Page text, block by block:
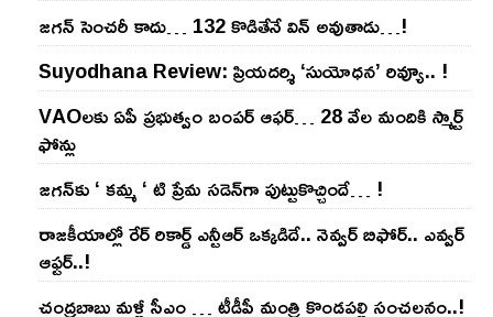
జ‌గ‌న్ సెంచ‌రీ కాదు… 132 కొడితేనే విన్ అవుతాడు…!
Suyodhana Review: ప్రియదర్శి ‘సుయోధన’ రివ్యూ.. !
VAOల‌కు ఏపీ ప్ర‌భుత్వం బంప‌ర్ ఆఫ‌ర్‌… 28 వేల మందికి స్మార్ట్
ఫోన్లు
జ‌గ‌న్‌కు ‘ క‌మ్మ ‘ టి ప్రేమ స‌డెన్‌గా పుట్టుకొచ్చిందే… !
రాజ‌కీయాల్లో రేర్ రికార్డ్ ఎన్టీఆర్ ఒక్క‌డిదే.. నెవ్వ‌ర్ బిఫోర్‌.. ఎవ్వ‌ర్
ఆఫ్ట‌ర్‌..!
చంద్ర‌బాబు మ‌ళ్లీ సీఎం … టీడీపీ మంత్రి కొండ‌ప‌ల్లి సంచ‌ల‌నం..!